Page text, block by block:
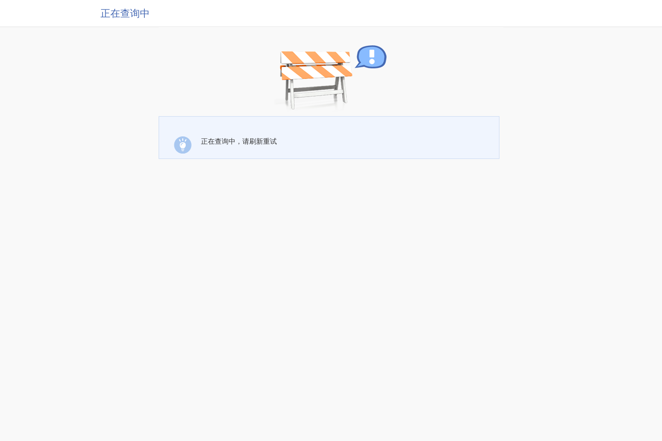
正在查询中
正在查询中，请刷新重试